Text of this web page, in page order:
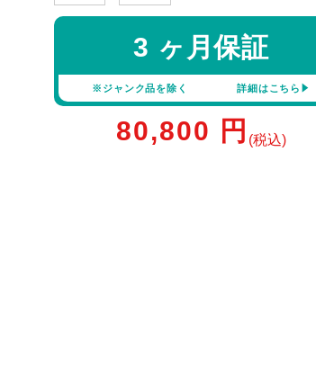
3 ヶ月保証
※ジャンク品を除く 詳細はこちら
80,800 円 (税込)